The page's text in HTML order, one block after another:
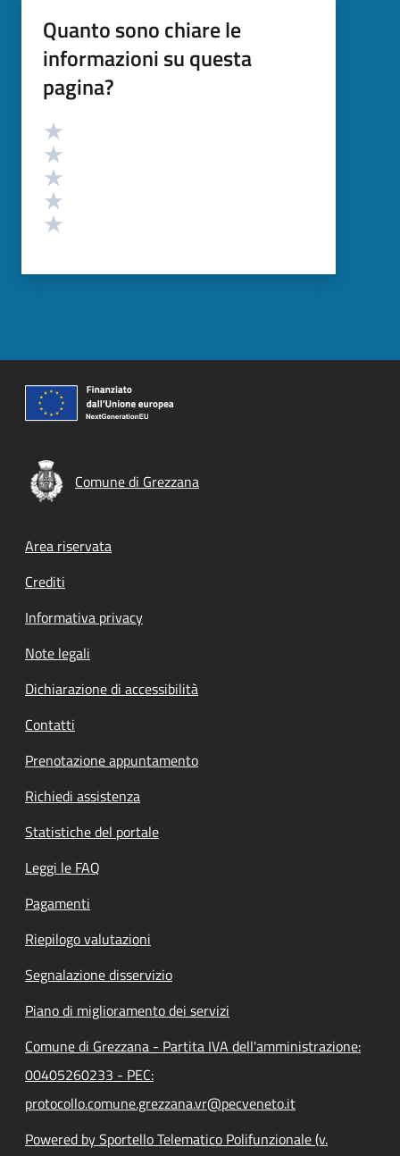
Quanto sono chiare le
informazioni su questa
pagina?
Valutazione
Comune di Grezzana
Footer menu
Area riservata
Crediti
Informativa privacy
Note legali
Dichiarazione di accessibilità
Contatti
Prenotazione appuntamento
Richiedi assistenza
Statistiche del portale
Leggi le FAQ
Pagamenti
Riepilogo valutazioni
Segnalazione disservizio
Piano di miglioramento dei servizi
Comune di Grezzana - Partita IVA dell'amministrazione:
00405260233 - PEC:
protocollo.comune.grezzana.vr@pecveneto.it
Powered by Sportello Telematico Polifunzionale (v.